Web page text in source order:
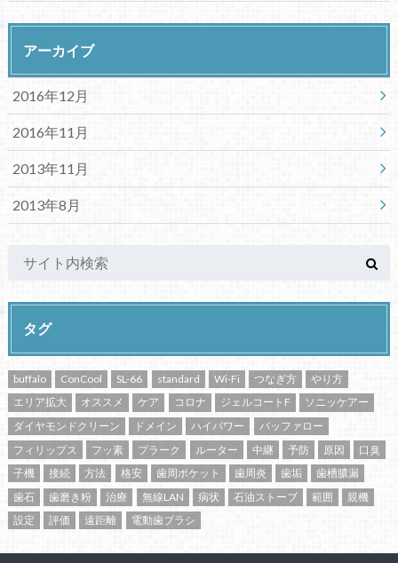
アーカイブ
2016年12月
2016年11月
2013年11月
2013年8月
タグ
buffalo ConCool SL-66 standard Wi-Fi つなぎ方
やり方
エリア拡大
オススメ ケア コロナ ジェルコートF
ソニッケアー
ダイヤモンドクリーン
ドメイン ハイパワー
バッファロー
フィリップス
フッ素 プラーク ルーター 中継 予防 原因
口臭
子機
接続 方法 格安 歯周ポケット 歯周炎 歯垢
歯槽膿漏
歯石
歯磨き粉 治療 無線LAN 病状 石油ストーブ 範囲
親機
設定
評価 遠距離 電動歯ブラシ